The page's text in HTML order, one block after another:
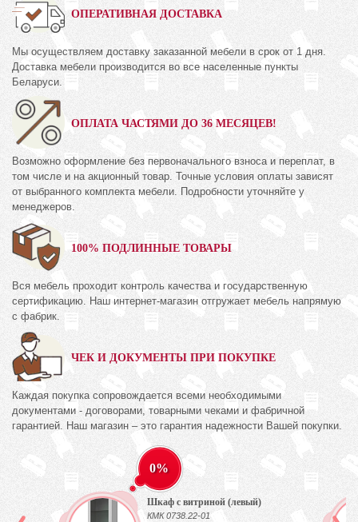
ОПЕРАТИВНАЯ ДОСТАВКА
Мы осуществляем доставку заказанной мебели в срок от 1 дня.
Доставка мебели производится во все населенные пункты
Беларуси.
ОПЛАТА ЧАСТЯМИ ДО 36 МЕСЯЦЕВ!
Возможно оформление без первоначального взноса и переплат, в
том числе и на акционный товар. Точные условия оплаты зависят
от выбранного комплекта мебели. Подробности уточняйте у
менеджеров.
100% ПОДЛИННЫЕ ТОВАРЫ
Вся мебель проходит контроль качества и государственную
сертификацию. Наш интернет-магазин отгружает мебель напрямую
с фабрик.
ЧЕК И ДОКУМЕНТЫ ПРИ ПОКУПКЕ
Каждая покупка сопровождается всеми необходимыми
документами - договорами, товарными чеками и фабричной
гарантией. Наш магазин – это гарантия надежности Вашей покупки.
0%
Шкаф с витриной (левый)
КМК 0738.22-01